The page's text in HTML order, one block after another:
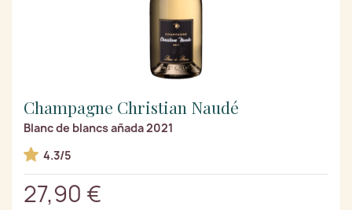
Champagne Christian Naudé
Blanc de blancs añada 2021
4.3/5
27,90 €